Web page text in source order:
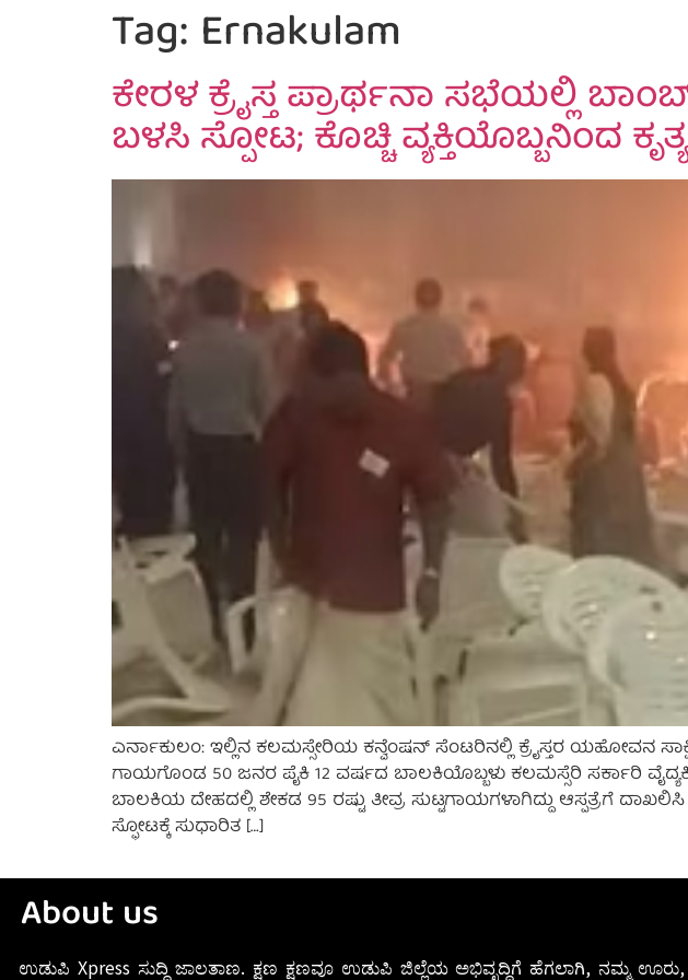
Tag: Ernakulam
ಕೇರಳ ಕ್ರೈಸ್ತ ಪ್ರಾರ್ಥನಾ ಸಭೆಯಲ್ಲಿ
ಬಳಸಿ ಸ್ಪೋಟ; ಕೊಚ್ಚಿ ವ್ಯಕ್ತಿಯೊಬ್ಬನಿಂದ ಕೃತ್ಯ
ಎರ್ನಾಕುಲಂ: ಇಲ್ಲಿನ ಕಲಮಸ್ಸೇರಿಯ ಕನ್ವೆಂಷನ್ ಸೆಂಟರಿನಲ್ಲಿ ಕ್ರೈಸ್ತರ ಯಹೋವನ
ಗಾಯಗೊಂಡ 50 ಜನರ ಪೈಕಿ 12 ವರ್ಷದ ಬಾಲಕಿಯೊಬ್ಬಳು ಕಲಮಸ್ಸೆರಿ ಸರ್ಕಾರಿ
ಬಾಲಕಿಯ ದೇಹದಲ್ಲಿ ಶೇಕಡ 95 ರಷ್ಟು ತೀವ್ರ ಸುಟ್ಟಗಾಯಗಳಾಗಿದ್ದು ಆಸ್ಪತ್ರೆಗೆ
ಸ್ಫೋಟಕ್ಕೆ ಸುಧಾರಿತ […]
About us
ಉಡುಪಿ Xpress ಸುದ್ದಿ ಜಾಲತಾಣ. ಕ್ಷಣ ಕ್ಷಣವೂ ಉಡುಪಿ ಜಿಲ್ಲೆಯ ಅಭಿವೃದ್ಧಿಗೆ ಹೆಗಲಾಗಿ, ನಮ್ಮ